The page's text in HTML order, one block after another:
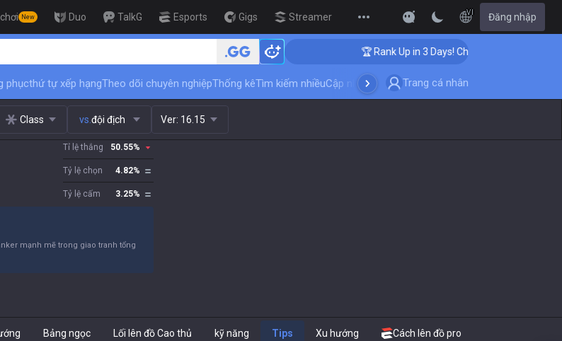
New Duo TalkG Esports Gigs Streamer Overlay VI Đăng nhập
🏆 Rank Up in 3 Days! Challenger Coaching 🏆 Rank Up in 3 Days! Challenger Coaching
phụcthứ tự xếp hạngTheo dõi chuyên nghiệpThống kêTìm kiếm nhiềuCập nhật trò chơiTrang cá nhân
Class vs. đội địch Ver: 16.15
Tỉ lệ thắng 50.55%
Tỷ lệ chọn 4.82%
Tỷ lệ cấm 3.25%
mạnh mẽ trong giao tranh tổng
Bảng ngọc Lối lên đồ Cao thủ kỹ năng Tips Xu hướng Cách lên đồ pro